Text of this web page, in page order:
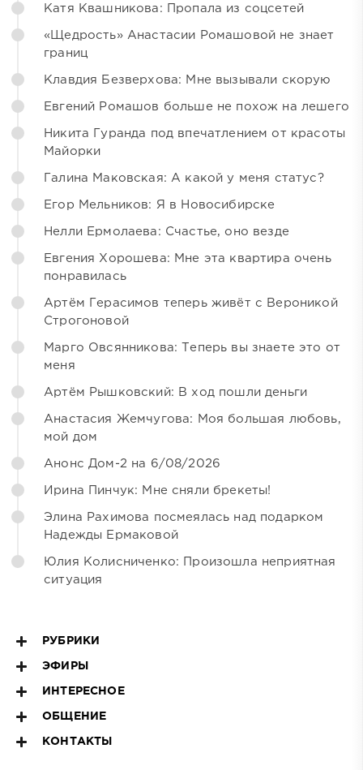
Катя Квашникова: Пропала из соцсетей
«Щедрость» Анастасии Ромашовой не знает
границ
Клавдия Безверхова: Мне вызывали скорую
Евгений Ромашов больше не похож на лешего
Никита Гуранда под впечатлением от красоты
Майорки
Галина Маковская: А какой у меня статус?
Егор Мельников: Я в Новосибирске
Нелли Ермолаева: Счастье, оно везде
Евгения Хорошева: Мне эта квартира очень
понравилась
Артём Герасимов теперь живёт с Вероникой
Строгоновой
Марго Овсянникова: Теперь вы знаете это от
меня
Артём Рышковский: В ход пошли деньги
Анастасия Жемчугова: Моя большая любовь,
мой дом
Анонс Дом-2 на 6/08/2026
Ирина Пинчук: Мне сняли брекеты!
Элина Рахимова посмеялась над подарком
Надежды Ермаковой
Юлия Колисниченко: Произошла неприятная
ситуация
РУБРИКИ
ЭФИРЫ
ИНТЕРЕСНОЕ
ОБЩЕНИЕ
КОНТАКТЫ